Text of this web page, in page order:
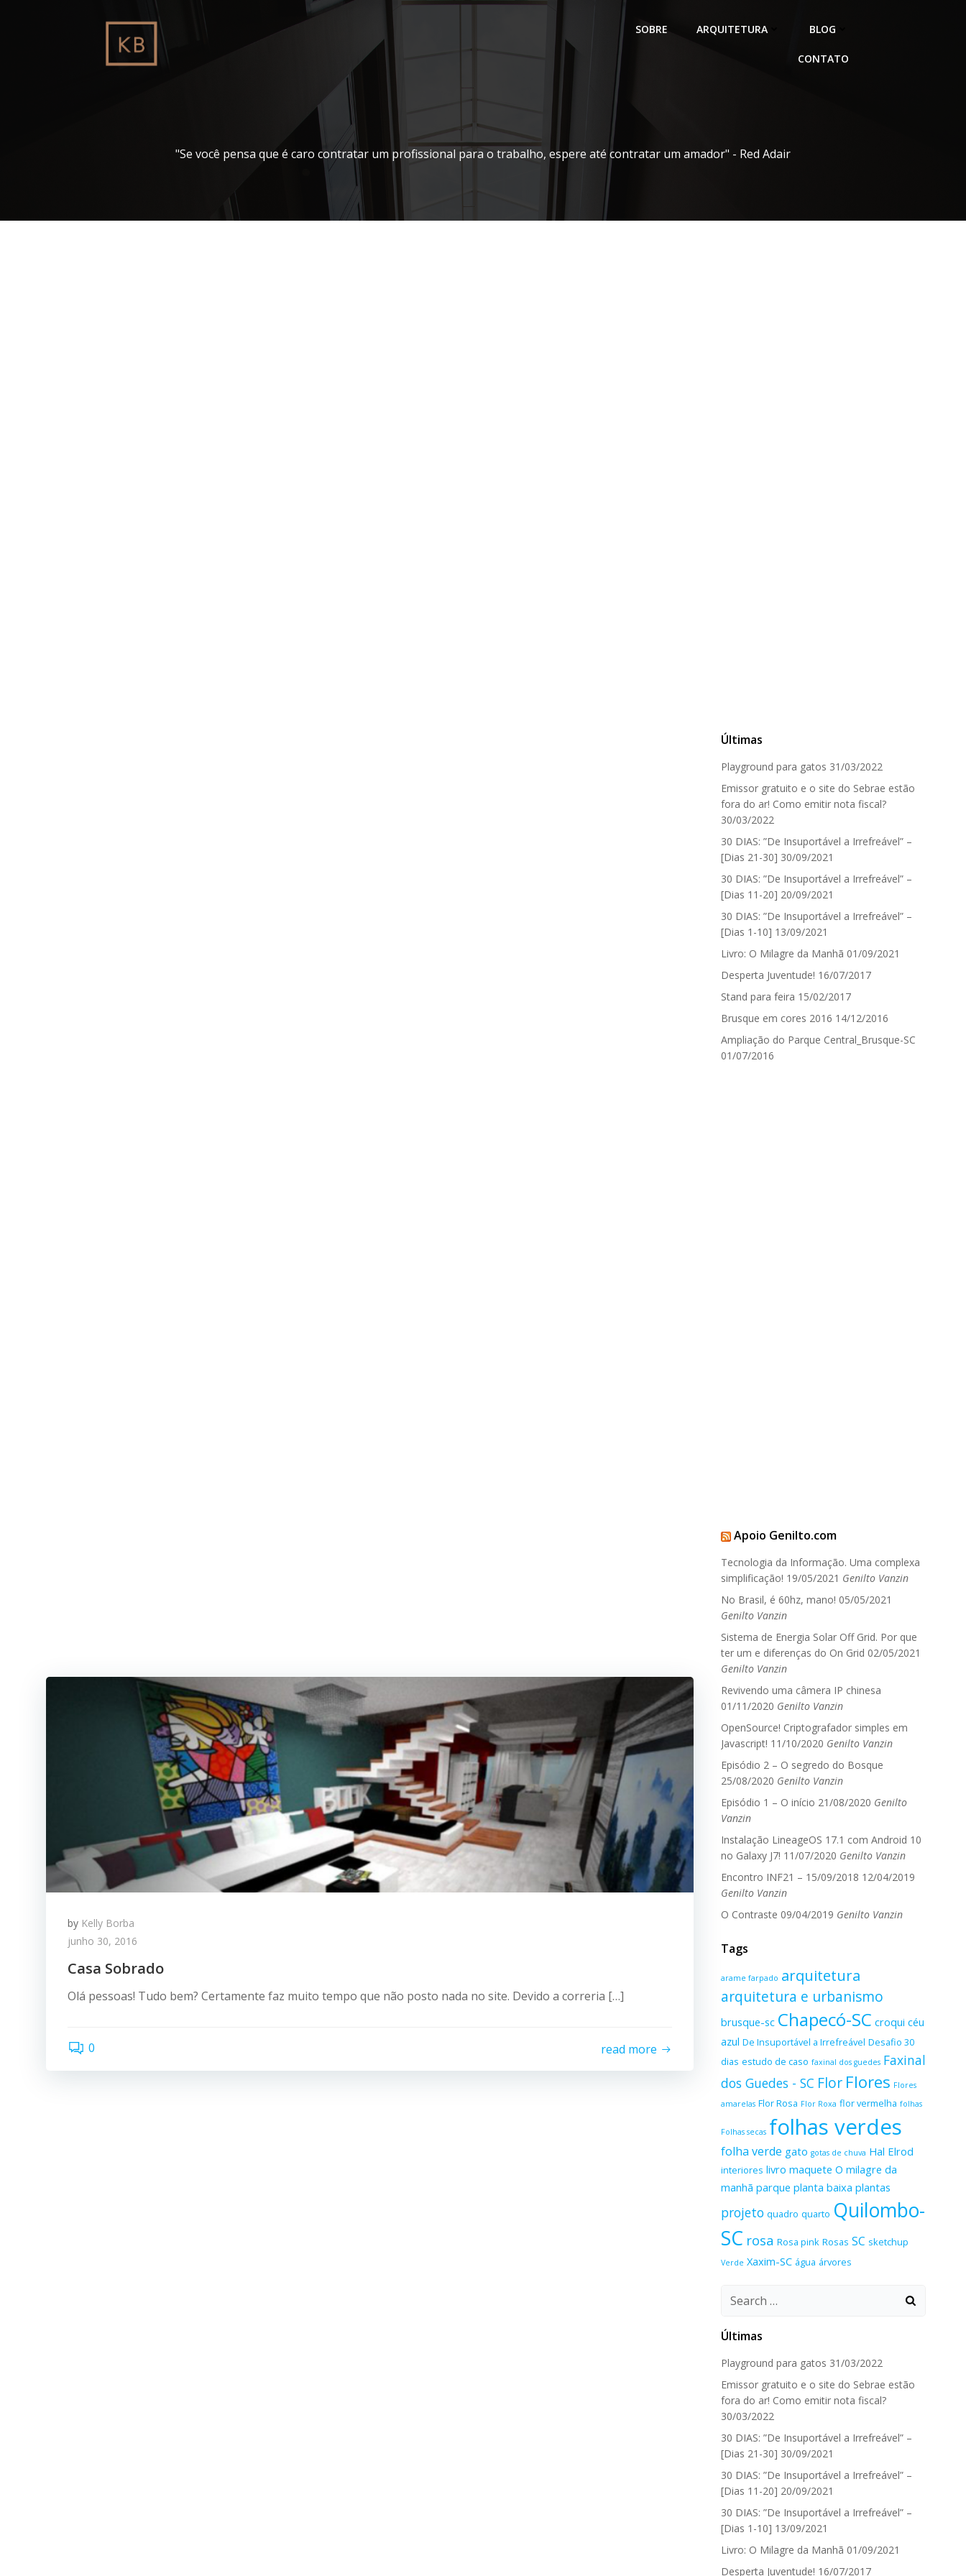
SOBRE ARQUITETURA BLOG
CONTATO
"Se você pensa que é caro contratar um profissional para o trabalho, espere até contratar um amador" - Red Adair
by Kelly Borba
junho 30, 2016
Casa Sobrado
Olá pessoas! Tudo bem? Certamente faz muito tempo que não posto nada no site. Devido a correria […]
0 read more
Últimas
Playground para gatos 31/03/2022
Emissor gratuito e o site do Sebrae estão
fora do ar! Como emitir nota fiscal?
30/03/2022
30 DIAS: ”De Insuportável a Irrefreável” –
[Dias 21-30] 30/09/2021
30 DIAS: ”De Insuportável a Irrefreável” –
[Dias 11-20] 20/09/2021
30 DIAS: ”De Insuportável a Irrefreável” –
[Dias 1-10] 13/09/2021
Livro: O Milagre da Manhã 01/09/2021
Desperta Juventude! 16/07/2017
Stand para feira 15/02/2017
Brusque em cores 2016 14/12/2016
Ampliação do Parque Central_Brusque-SC
01/07/2016
Apoio Genilto.com
Tecnologia da Informação. Uma complexa
simplificação! 19/05/2021 Genilto Vanzin
No Brasil, é 60hz, mano! 05/05/2021
Genilto Vanzin
Sistema de Energia Solar Off Grid. Por que
ter um e diferenças do On Grid 02/05/2021
Genilto Vanzin
Revivendo uma câmera IP chinesa
01/11/2020 Genilto Vanzin
OpenSource! Criptografador simples em
Javascript! 11/10/2020 Genilto Vanzin
Episódio 2 – O segredo do Bosque
25/08/2020 Genilto Vanzin
Episódio 1 – O início 21/08/2020 Genilto
Vanzin
Instalação LineageOS 17.1 com Android 10
no Galaxy J7! 11/07/2020 Genilto Vanzin
Encontro INF21 – 15/09/2018 12/04/2019
Genilto Vanzin
O Contraste 09/04/2019 Genilto Vanzin
Tags
arame farpado arquitetura
arquitetura e urbanismo
brusque-sc Chapecó-SC croqui céu
azul De Insuportável a Irrefreável Desafio 30
dias estudo de caso faxinal dos guedes Faxinal
dos Guedes - SC Flor Flores Flores
amarelas Flor Rosa Flor Roxa flor vermelha folhas
Folhas secas folhas verdes
folha verde gato gotas de chuva Hal Elrod
interiores livro maquete O milagre da
manhã parque planta baixa plantas
projeto quadro quarto Quilombo-
SC rosa Rosa pink Rosas SC sketchup
Verde Xaxim-SC água árvores
Search
Últimas
Playground para gatos 31/03/2022
Emissor gratuito e o site do Sebrae estão
fora do ar! Como emitir nota fiscal?
30/03/2022
30 DIAS: ”De Insuportável a Irrefreável” –
[Dias 21-30] 30/09/2021
30 DIAS: ”De Insuportável a Irrefreável” –
[Dias 11-20] 20/09/2021
30 DIAS: ”De Insuportável a Irrefreável” –
[Dias 1-10] 13/09/2021
Livro: O Milagre da Manhã 01/09/2021
Desperta Juventude! 16/07/2017